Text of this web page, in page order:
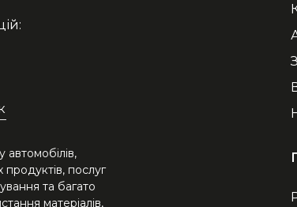
автомобілів,
продуктів, послуг
та багато
матеріалів,